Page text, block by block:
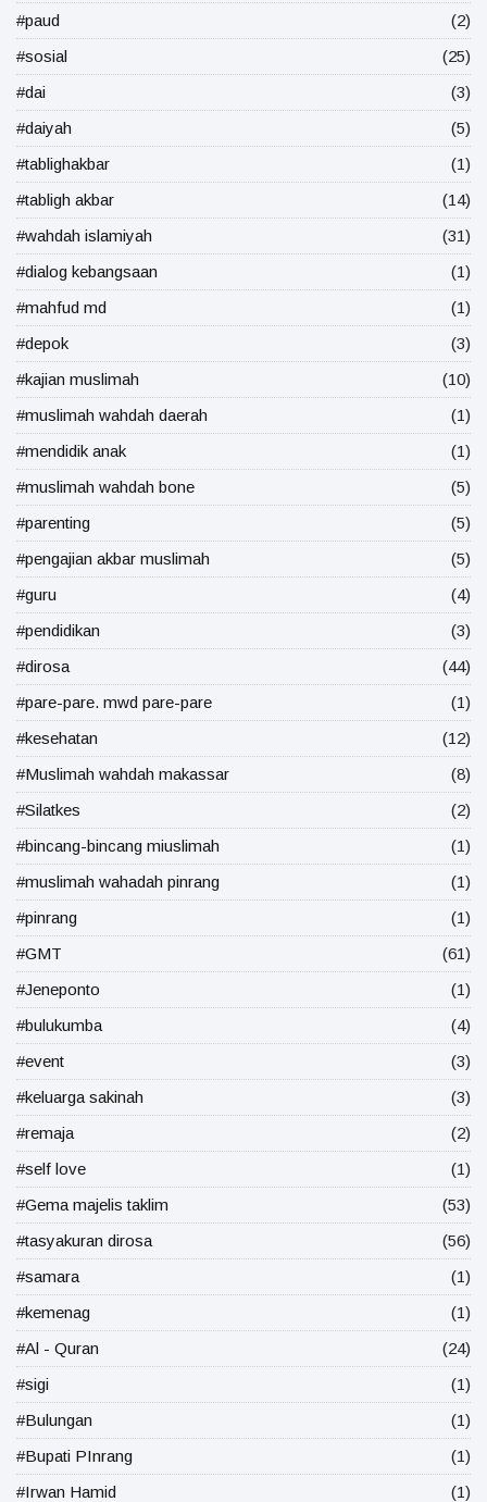
#paud
(2)
#sosial
(25)
#dai
(3)
#daiyah
(5)
#tablighakbar
(1)
#tabligh akbar
(14)
#wahdah islamiyah
(31)
#dialog kebangsaan
(1)
#mahfud md
(1)
#depok
(3)
#kajian muslimah
(10)
#muslimah wahdah daerah
(1)
#mendidik anak
(1)
#muslimah wahdah bone
(5)
#parenting
(5)
#pengajian akbar muslimah
(5)
#guru
(4)
#pendidikan
(3)
#dirosa
(44)
#pare-pare. mwd pare-pare
(1)
#kesehatan
(12)
#Muslimah wahdah makassar
(8)
#Silatkes
(2)
#bincang-bincang miuslimah
(1)
#muslimah wahadah pinrang
(1)
#pinrang
(1)
#GMT
(61)
#Jeneponto
(1)
#bulukumba
(4)
#event
(3)
#keluarga sakinah
(3)
#remaja
(2)
#self love
(1)
#Gema majelis taklim
(53)
#tasyakuran dirosa
(56)
#samara
(1)
#kemenag
(1)
#Al - Quran
(24)
#sigi
(1)
#Bulungan
(1)
#Bupati PInrang
(1)
#Irwan Hamid
(1)